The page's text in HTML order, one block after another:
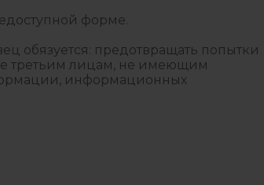
форме.
обязуется: предотвращать попытки
третьим лицам, не имеющим
информационных